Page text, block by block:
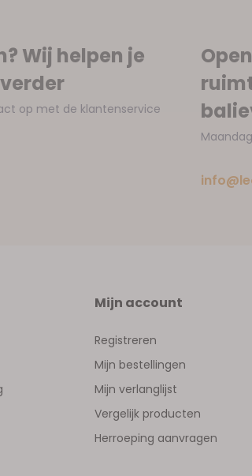
Wij helpen je
op met de klantenservice
Mijn account
Registreren
Mijn bestellingen
Mijn verlanglijst
Vergelijk producten
Herroeping aanvragen